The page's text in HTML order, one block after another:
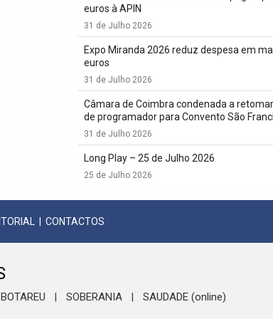
euros à APIN
31 de Julho 2026
Expo Miranda 2026 reduz despesa em
euros
31 de Julho 2026
Câmara de Coimbra condenada a
de programador para Convento São
31 de Julho 2026
Long Play – 25 de Julho 2026
25 de Julho 2026
CONTACTOS
BOTAREU SOBERANIA SAUDADE (online)